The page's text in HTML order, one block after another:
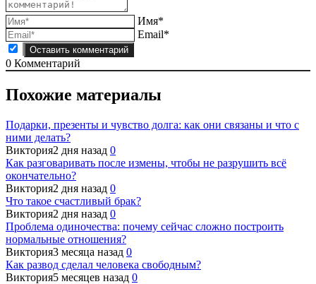
Имя*
Email*
0 Комментарий
Похожие материалы
Подарки, презенты и чувство долга: как они связаны и что с
ними делать?
Виктория2 дня назад 0
Как разговаривать после измены, чтобы не разрушить всё
окончательно?
Виктория2 дня назад 0
Что такое счастливый брак?
Виктория2 дня назад 0
Проблема одиночества: почему сейчас сложно построить
нормальные отношения?
Виктория3 месяца назад 0
Как развод сделал человека свободным?
Виктория5 месяцев назад 0